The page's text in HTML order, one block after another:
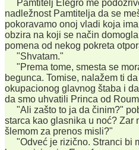
Pamtitelj Elegro me
nadležnost Pamtitelja da se
pokoravamo onoj vladi koja
obzira na koji se način
pomena od nekog pokreta
"Shvatam."
"Prema tome, smesta se
begunca. Tomise, nalažem ti
okupacionog glavnog štaba i
da smo uhvatili Princa od
"Ali zašto to ja da činim?"
starca kao glasnika u noć?
šlemom za prenos misli?"
"Odveć je rizično. Stranci bi